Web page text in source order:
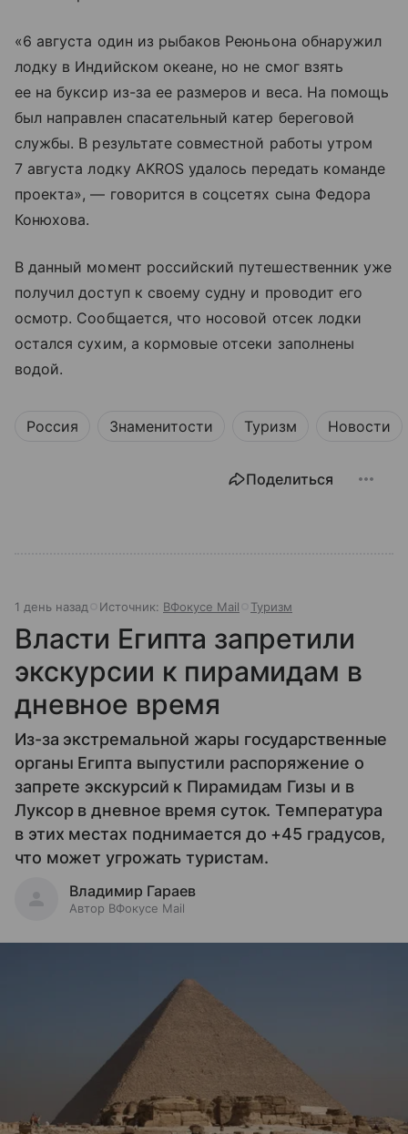
«6 августа один из рыбаков Реюньона обнаружил
лодку в Индийском океане, но не смог взять
ее на буксир из-за ее размеров и веса. На помощь
был направлен спасательный катер береговой
службы. В результате совместной работы утром
7 августа лодку AKROS удалось передать команде
проекта», — говорится в соцсетях сына Федора
Конюхова.
В данный момент российский путешественник уже
получил доступ к своему судну и проводит его
осмотр. Сообщается, что носовой отсек лодки
остался сухим, а кормовые отсеки заполнены
водой.
Россия Знаменитости Туризм Новости
Поделиться
1 день назад Источник: ВФокусе Mail Туризм
Власти Египта запретили
экскурсии к пирамидам в
дневное время
Из-за экстремальной жары государственные
органы Египта выпустили распоряжение о
запрете экскурсий к Пирамидам Гизы и в
Луксор в дневное время суток. Температура
в этих местах поднимается до +45 градусов,
что может угрожать туристам.
Владимир Гараев
Автор ВФокусе Mail